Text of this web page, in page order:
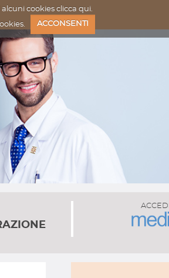
cookies clicca qui.
ACCONSENTI